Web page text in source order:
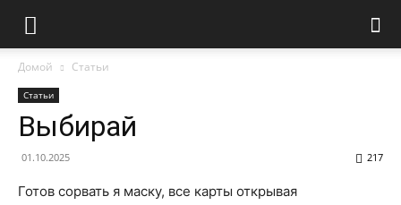
Домой Статьи
Статьи
Выбирай
01.10.2025 217
Готов сорвать я маску, все карты открывая